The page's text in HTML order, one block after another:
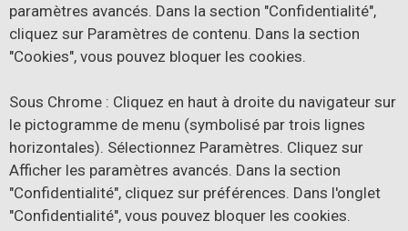
paramètres avancés. Dans la section "Confidentialité",
cliquez sur Paramètres de contenu. Dans la section
"Cookies", vous pouvez bloquer les cookies.
Sous Chrome : Cliquez en haut à droite du navigateur sur
le pictogramme de menu (symbolisé par trois lignes
horizontales). Sélectionnez Paramètres. Cliquez sur
Afficher les paramètres avancés. Dans la section
"Confidentialité", cliquez sur préférences. Dans l'onglet
"Confidentialité", vous pouvez bloquer les cookies.